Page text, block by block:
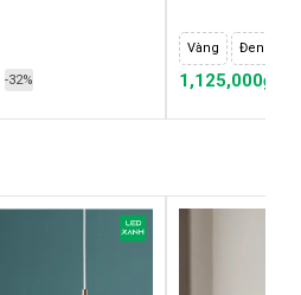
-32%
Vàng Đen
1,125,000₫